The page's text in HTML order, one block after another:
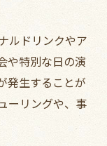
ルドリンクやア
や特別な日の演
発生することが
ーリングや、事